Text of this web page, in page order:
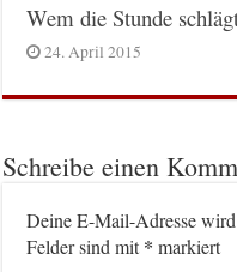
Wem die Stunde
24. April 2015
Schreibe einen
Deine E-Mail-Adresse
Felder sind mit* markiert